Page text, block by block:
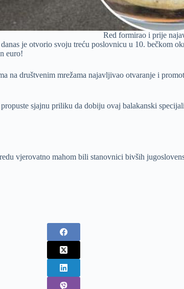
Red formirao i prije
je otvorio svoju treću poslovnicu u 10. bečkom
euro!
na društvenim mrežama najavljivao otvaranje i
sjajnu priliku da dobiju ovaj balakanski
vjerovatno mahom bili stanovnici bivših